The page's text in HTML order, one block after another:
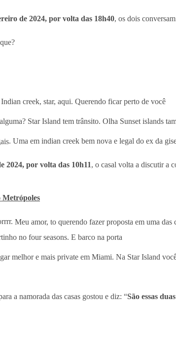
de 2024, por volta das 18h40, os dois
Indian creek, star, aqui. Querendo ficar perto de você
Star Island tem trânsito. Olha Sunset islands
. Uma em indian creek bem nova e legal do ex da
2024, por volta das 10h11, o casal volta a discutir a
Metrópoles
Meu amor, to querendo fazer proposta em uma das
no four seasons. E barco na porta
melhor e mais private em Miami. Na Star Island
a namorada das casas gostou e diz: “São essas